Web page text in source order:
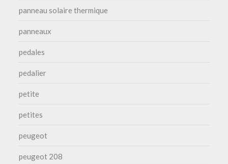
panneau solaire thermique
panneaux
pedales
pedalier
petite
petites
peugeot
peugeot 208